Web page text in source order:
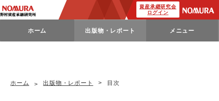
資産承継研究会
ログイン
ホーム 出版物・レポート メニュー
ホーム 出版物・レポート 目次